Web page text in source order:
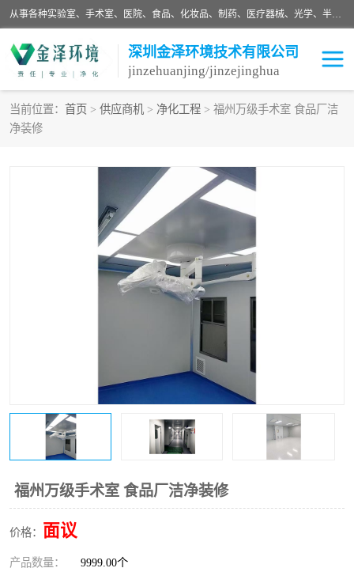
从事各种实验室、手术室、医院、食品、化妆品、制药、医疗器械、光学、半导体、精密电子等无尘车间行业的洁净车间装修设计、净化设备、恒温恒湿空调的设计制作与安装、净化系统工程项目施工及其技术支持服务。
深圳金泽环境技术有限公司
jinzehuanjing/jinzejinghua
当前位置： 首页 > 供应商机 > 净化工程 > 福州万级手术室 食品厂洁
净装修
福州万级手术室 食品厂洁净装修
价格： 面议
产品数量： 9999.00个
耗材
实验室净化
GMP车间净化
医药车间净化 生命工程
食品饮料
光电车间
过滤器
百级